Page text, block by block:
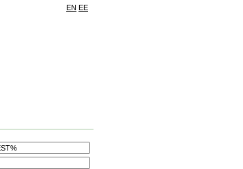
EN EE